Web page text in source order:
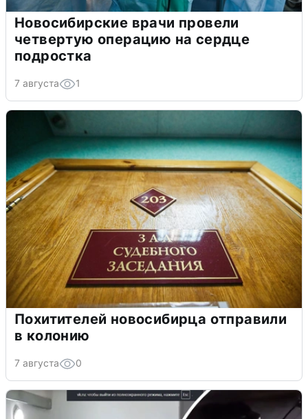
Новосибирские врачи провели
четвертую операцию на сердце
подростка
7 августа 1
Похитителей новосибирца отправили
в колонию
7 августа 0